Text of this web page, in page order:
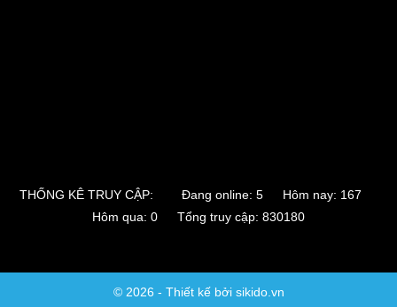
THỐNG KÊ TRUY CẬP:
Đang online: 5 Hôm nay: 167
Hôm qua: 0 Tổng truy cập: 830180
© 2026 - Thiết kế bởi sikido.vn